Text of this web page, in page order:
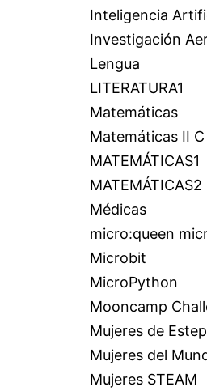
Inteligencia
Investigación
Lengua
LITERATURA1
Matemáticas
Matemáticas II C
MATEMÁTICAS1
MATEMÁTICAS2
Médicas
micro:queen
Microbit
MicroPython
Mooncamp
Mujeres de
Mujeres del
Mujeres STEAM